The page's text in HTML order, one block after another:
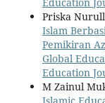
Education
Priska
Islam
Pemikiran
Global
Education
M Zainul